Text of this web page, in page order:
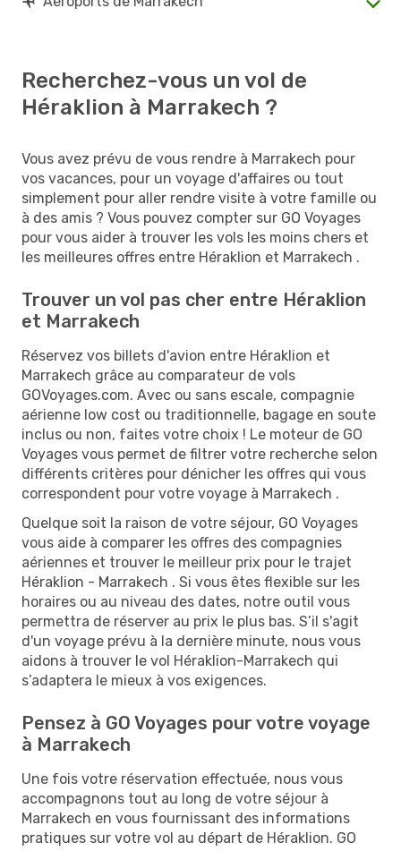
Recherchez-vous un vol de
Héraklion à Marrakech ?
Vous avez prévu de vous rendre à Marrakech pour
vos vacances, pour un voyage d'affaires ou tout
simplement pour aller rendre visite à votre famille ou
à des amis ? Vous pouvez compter sur GO Voyages
pour vous aider à trouver les vols les moins chers et
les meilleures offres entre Héraklion et Marrakech .
Trouver un vol pas cher entre Héraklion
et Marrakech
Réservez vos billets d'avion entre Héraklion et
Marrakech grâce au comparateur de vols
GOVoyages.com. Avec ou sans escale, compagnie
aérienne low cost ou traditionnelle, bagage en soute
inclus ou non, faites votre choix ! Le moteur de GO
Voyages vous permet de filtrer votre recherche selon
différents critères pour dénicher les offres qui vous
correspondent pour votre voyage à Marrakech .
Quelque soit la raison de votre séjour, GO Voyages
vous aide à comparer les offres des compagnies
aériennes et trouver le meilleur prix pour le trajet
Héraklion - Marrakech . Si vous êtes flexible sur les
horaires ou au niveau des dates, notre outil vous
permettra de réserver au prix le plus bas. S’il s'agit
d'un voyage prévu à la dernière minute, nous vous
aidons à trouver le vol Héraklion-Marrakech qui
s’adaptera le mieux à vos exigences.
Pensez à GO Voyages pour votre voyage
à Marrakech
Une fois votre réservation effectuée, nous vous
accompagnons tout au long de votre séjour à
Marrakech en vous fournissant des informations
pratiques sur votre vol au départ de Héraklion. GO